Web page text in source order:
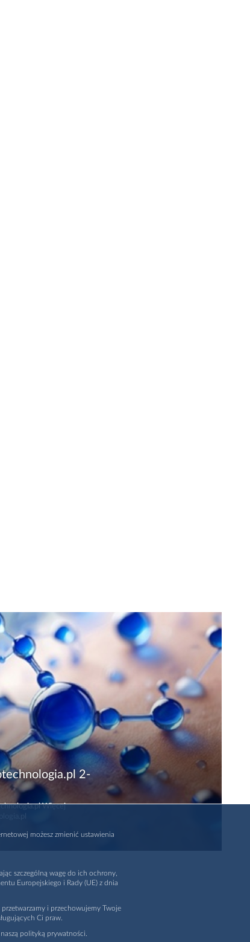
2-
Więcej
możesz zmienić ustawienia
szczególną wagę do ich ochrony,
Europejskiego i Rady (UE) z dnia
i przechowujemy Twoje
Ci praw.
polityką prywatności.